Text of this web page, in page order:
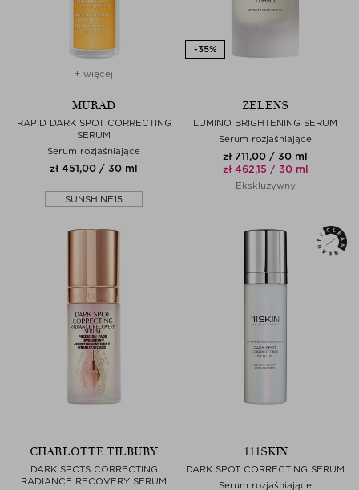
+ więcej
MURAD
RAPID DARK SPOT CORRECTING
SERUM
Serum rozjaśniające
zł 451,00 / 30 ml
SUNSHINE15
ZELENS
LUMINO BRIGHTENING SERUM
Serum rozjaśniające
zł 711,00 / 30 ml
zł 462,15 / 30 ml
Ekskluzywny
CHARLOTTE TILBURY
DARK SPOTS CORRECTING
RADIANCE RECOVERY SERUM
111SKIN
DARK SPOT CORRECTING SERUM
Serum rozjaśniające